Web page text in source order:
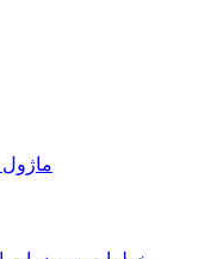
ماژول